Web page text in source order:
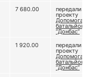
7 680.00 передали
проекту
Допомога
батальйону
“Донбас”
1 920.00 передали
проекту
Допомога
батальйону
“Донбас”